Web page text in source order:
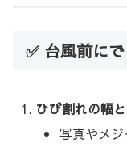
✅ 台風前に
ひび割れの幅
写真やメ